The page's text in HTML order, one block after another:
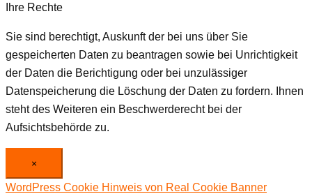
Ihre Rechte
Sie sind berechtigt, Auskunft der bei uns über Sie
gespeicherten Daten zu beantragen sowie bei Unrichtigkeit
der Daten die Berichtigung oder bei unzulässiger
Datenspeicherung die Löschung der Daten zu fordern. Ihnen
steht des Weiteren ein Beschwerderecht bei der
Aufsichtsbehörde zu.
×
WordPress Cookie Hinweis von Real Cookie Banner